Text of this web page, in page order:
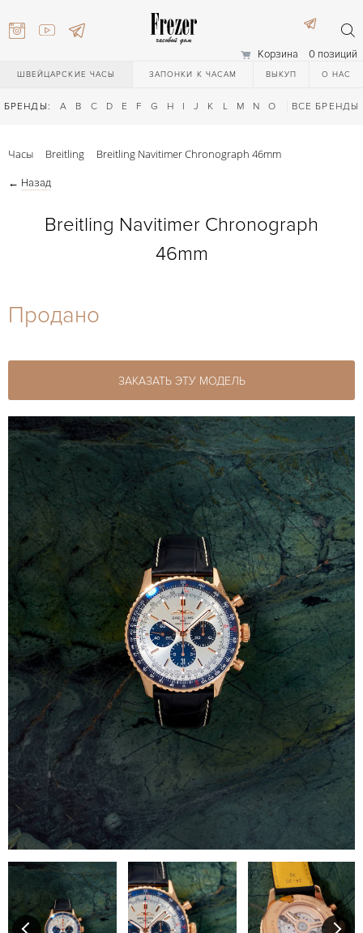
Корзина 0 позиций
ШВЕЙЦАРСКИЕ ЧАСЫ ЗАПОНКИ К ЧАСАМ ВЫКУП О НАС
БРЕНДЫ: A B C D E F G H I J K L M N O Q R S T
ВСЕ БРЕНДЫ
27-44
Часы Breitling Breitling Navitimer Chronograph 46mm
← Назад
Breitling Navitimer Chronograph
46mm
Продано
ЗАКАЗАТЬ ЭТУ МОДЕЛЬ